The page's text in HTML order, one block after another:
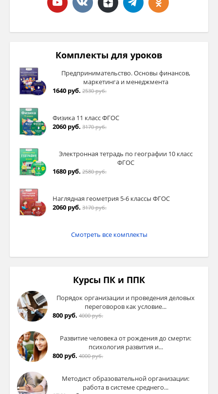
Комплекты для уроков
Предпринимательство. Основы финансов,
маркетинга и менеджмента
1640 руб. 2530 руб.
Физика 11 класс ФГОС
2060 руб. 3170 руб.
Электронная тетрадь по географии 10 класс
ФГОС
1680 руб. 2580 руб.
Наглядная геометрия 5-6 классы ФГОС
2060 руб. 3170 руб.
Смотреть все комплекты
Курсы ПК и ППК
Порядок организации и проведения деловых
переговоров как условие...
800 руб. 4000 руб.
Развитие человека от рождения до смерти:
психология развития и...
800 руб. 4000 руб.
Методист образовательной организации:
работа в системе среднего...